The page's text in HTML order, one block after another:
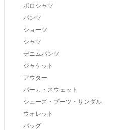
ポロシャツ
パンツ
ショーツ
シャツ
デニムパンツ
ジャケット
アウター
パーカ・スウェット
シューズ・ブーツ・サンダル
ウォレット
バッグ